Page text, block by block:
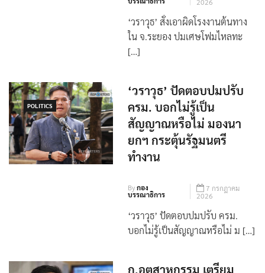
Byกอง
บรรณาธิการ
7 กรกฎาคม
2026
‘วราวุธ’ สั่งเอาผิดโรงงานต้นทาง
ใน จ.ระยอง ปมเศษโฟมไหลทะ
POLITICS
‘วราวุธ’ ปัดตอบปมปรับ
ครม. บอกไม่รู้เป็น
สัญญาณหรือไม่ มองนา
ยกฯ กระตุ้นรัฐมนตรี
Byกอง
7 กรกฎาคม
2026
‘วราวุธ’ ปัดตอบปมปรับ ครม.